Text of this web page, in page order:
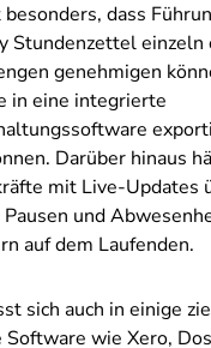
dass
Stundenzettel einzeln
genehmigen
in eine integrierte
Darüber hinaus
mit Live-Updates
Pausen und
auf dem Laufenden.
sich auch in einige
wie Xero,